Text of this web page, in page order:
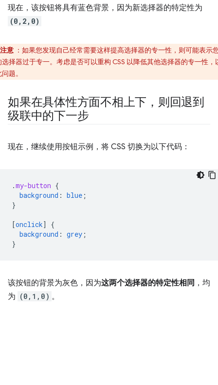
现在，该按钮将具有蓝色背景，因为新选择器的特定性为
(0,2,0)
注意 ：如果您发现自己经常需要这样提高选择器的专一性，则可能表示
选择器过于专一。考虑是否可以重构 CSS 以降低其他选择器的专一性，
题。
如果在具体性方面不相上下，则回退到
级联中的下一步
现在，继续使用按钮示例，将 CSS 切换为以下代码：
.my-button {
background : blue ;
}
[onclick]
{
background : grey ;
}
该按钮的背景为灰色，因为这两个选择器的特定性相同 ，均
为 (0,1,0) 。